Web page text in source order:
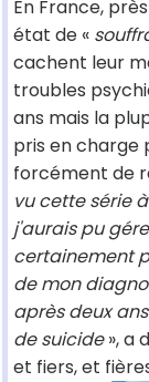
En France,
état de «
cachent leur
troubles
ans mais la
pris en charge
forcément de
vu cette série
j'aurais pu
certainement
de mon
après deux
de suicide», a
et fiers, et